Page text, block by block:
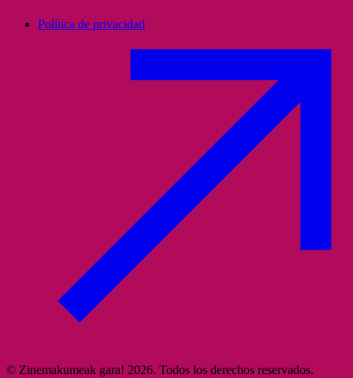
Política de privacidad
© Zinemakumeak gara! 2026. Todos los derechos reservados.